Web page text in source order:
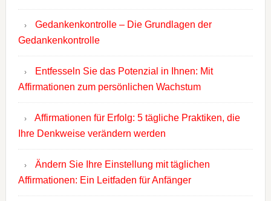
Gedankenkontrolle – Die Grundlagen der
Gedankenkontrolle
Entfesseln Sie das Potenzial in Ihnen: Mit
Affirmationen zum persönlichen Wachstum
Affirmationen für Erfolg: 5 tägliche Praktiken, die
Ihre Denkweise verändern werden
Ändern Sie Ihre Einstellung mit täglichen
Affirmationen: Ein Leitfaden für Anfänger